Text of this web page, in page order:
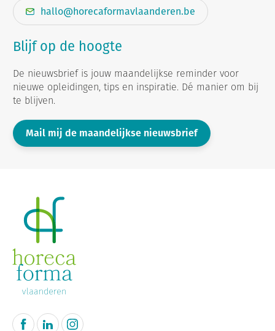
hallo@horecaformavlaanderen.be
Blijf op de hoogte
De nieuwsbrief is jouw maandelijkse reminder voor
nieuwe opleidingen, tips en inspiratie. Dé manier om bij
te blijven.
Mail mij de maandelijkse nieuwsbrief